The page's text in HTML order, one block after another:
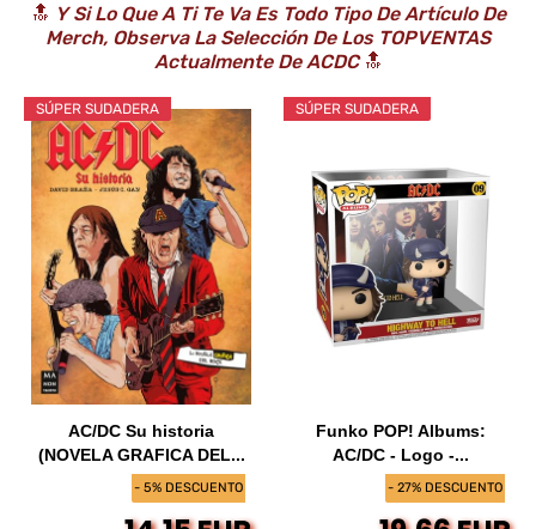
🔝 Y Si Lo Que A Ti Te Va Es Todo Tipo De Artículo De
Merch, Observa La Selección De Los TOPVENTAS
Actualmente De ACDC🔝
- 5% DESCUENTO
SÚPER SUDADERA
AC/DC Su historia
(NOVELA GRAFICA DEL...
- 27% DESCUENTO
SÚPER SUDADERA
Funko POP! Albums:
AC/DC - Logo -...